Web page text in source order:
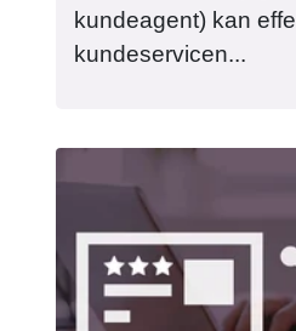
kundeagent) kan
kundeservicen...